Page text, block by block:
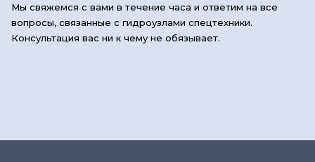
Мы свяжемся с вами в течение часа и ответим на все
вопросы, связанные с гидроузлами спецтехники.
Консультация вас ни к чему не обязывает.